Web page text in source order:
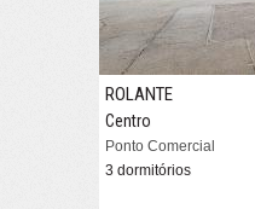
ROLANTE
Centro
Ponto Comercial
3 dormitórios